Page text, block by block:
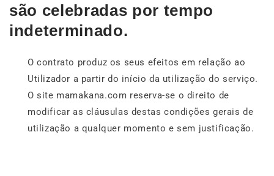
são celebradas por tempo
indeterminado.
O contrato produz os seus efeitos em relação ao
Utilizador a partir do início da utilização do serviço.
O site mamakana.com reserva-se o direito de
modificar as cláusulas destas condições gerais de
utilização a qualquer momento e sem justificação.